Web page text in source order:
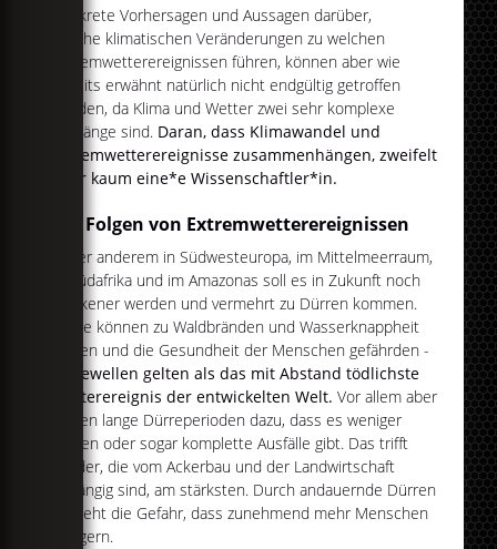
Konkrete Vorhersagen und Aussagen darüber,
welche klimatischen Veränderungen zu welchen
Extremwetterereignissen führen, können aber wie
bereits erwähnt natürlich nicht endgültig getroffen
werden, da Klima und Wetter zwei sehr komplexe
Vorgänge sind. Daran, dass Klimawandel und
Extremwetterereignisse zusammenhängen, zweifelt
aber kaum eine*e Wissenschaftler*in.
Die Folgen von Extremwetterereignissen
Unter anderem in Südwesteuropa, im Mittelmeerraum,
in Südafrika und im Amazonas soll es in Zukunft noch
trockener werden und vermehrt zu Dürren kommen.
Diese können zu Waldbränden und Wasserknappheit
führen und die Gesundheit der Menschen gefährden -
Hitzewellen gelten als das mit Abstand tödlichste
Wetterereignis der entwickelten Welt.Vor allem aber
führen lange Dürreperioden dazu, dass es weniger
Ernten oder sogar komplette Ausfälle gibt. Das trifft
Länder, die vom Ackerbau und der Landwirtschaft
abhängig sind, am stärksten. Durch andauernde Dürren
besteht die Gefahr, dass zunehmend mehr Menschen
hungern.